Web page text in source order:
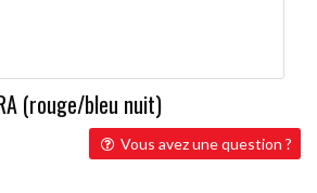
(rouge/bleu nuit)
Vous avez une question ?